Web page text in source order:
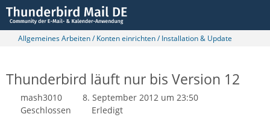
Allgemeines Arbeiten / Konten einrichten / Installation & Update
Thunderbird läuft nur bis Version 12
mash3010
8. September 2012 um 23:50
Geschlossen
Erledigt